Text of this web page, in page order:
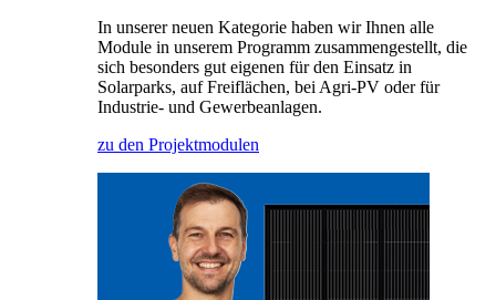
In unserer neuen Kategorie haben wir Ihnen alle
Module in unserem Programm zusammengestellt, die
sich besonders gut eigenen für den Einsatz in
Solarparks, auf Freiflächen, bei Agri-PV oder für
Industrie- und Gewerbeanlagen.
zu den Projektmodulen